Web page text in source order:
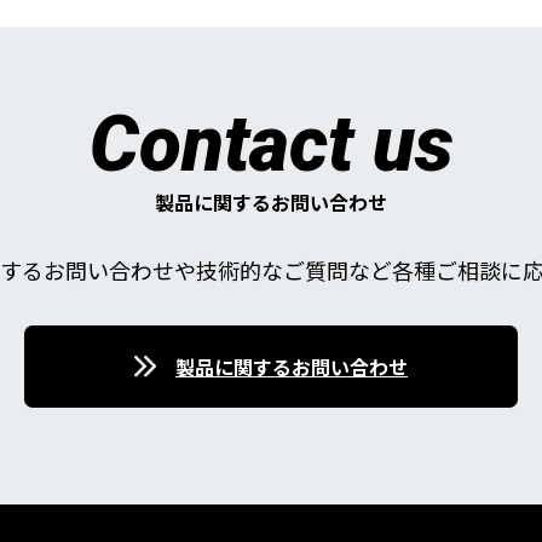
Contact us
製品に関するお問い合わせ
るお問い合わせや技術的なご質問など各種ご相談に応
製品に関するお問い合わせ